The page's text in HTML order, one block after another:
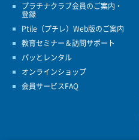
プラチナクラブ会員のご案内・
登録
Ptile（プチレ）Web版のご案内
教育セミナー＆訪問サポート
パッとレンタル
オンラインショップ
会員サービスFAQ